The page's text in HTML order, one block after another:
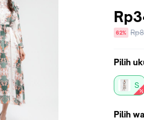
diskon
62%
Pilih
S
Pilih